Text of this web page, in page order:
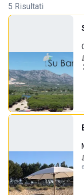
5 Risultati